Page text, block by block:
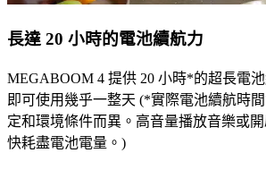
長達 20 小時的電池續航力
MEGABOOM 4 提供 20 小時*的超長電
即可使用幾乎一整天 (*實際電池續航時
定和環境條件而異。高音量播放音樂或
快耗盡電池電量。)